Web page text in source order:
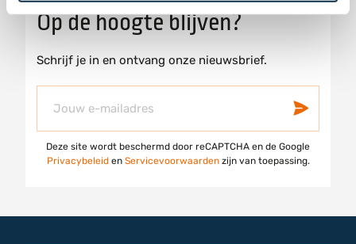
s
t
g
r
a
c
e
o
o
k
Op de hoogte blijven?
Schrijf je in en ontvang onze nieuwsbrief.
op
onze
Deze site wordt beschermd door reCAPTCHA en de Google
Privacybeleiden Servicevoorwaardenzijn van toepassing.